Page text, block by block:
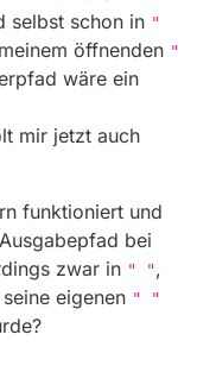
selbst schon in "
öffnenden "
wäre ein
mir jetzt auch
funktioniert und
bei
zwar in " ",
eigenen " "